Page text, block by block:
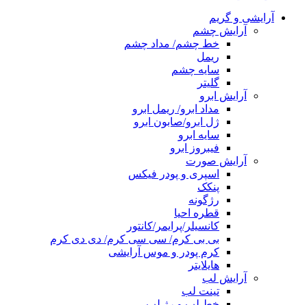
آرایشی و گریم
آرایش چشم
خط چشم/ مداد چشم
ریمل
سایه چشم
گلیتر
آرایش ابرو
مداد ابرو/ ریمل ابرو
ژل ابرو/صابون ابرو
سایه ابرو
فیبروز ابرو
آرایش صورت
اسپری و پودر فیکس
پنکک
رژگونه
قطره احیا
کانسیلر/پرایمر/کانتور
بی بی کرم/ سی سی کرم/ دی دی کرم
کرم پودر و موس آرایشی
هایلایتر
آرایش لب
تینت لب